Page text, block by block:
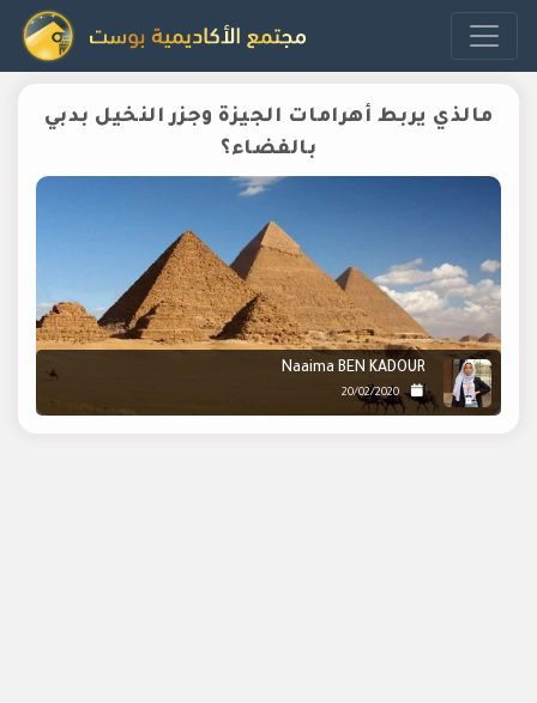
مالذي يربط أهرامات الجيزة وجزر النخيل بدبي
بالفضاء؟
Naaima BEN KADOUR
20/02/2020